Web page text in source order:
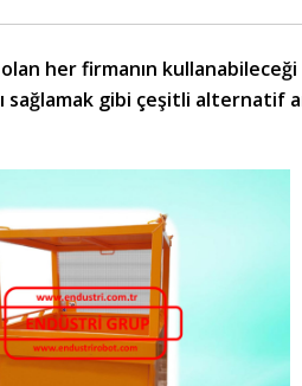
her firmanın
sağlamak gibi çeşitli alternatif